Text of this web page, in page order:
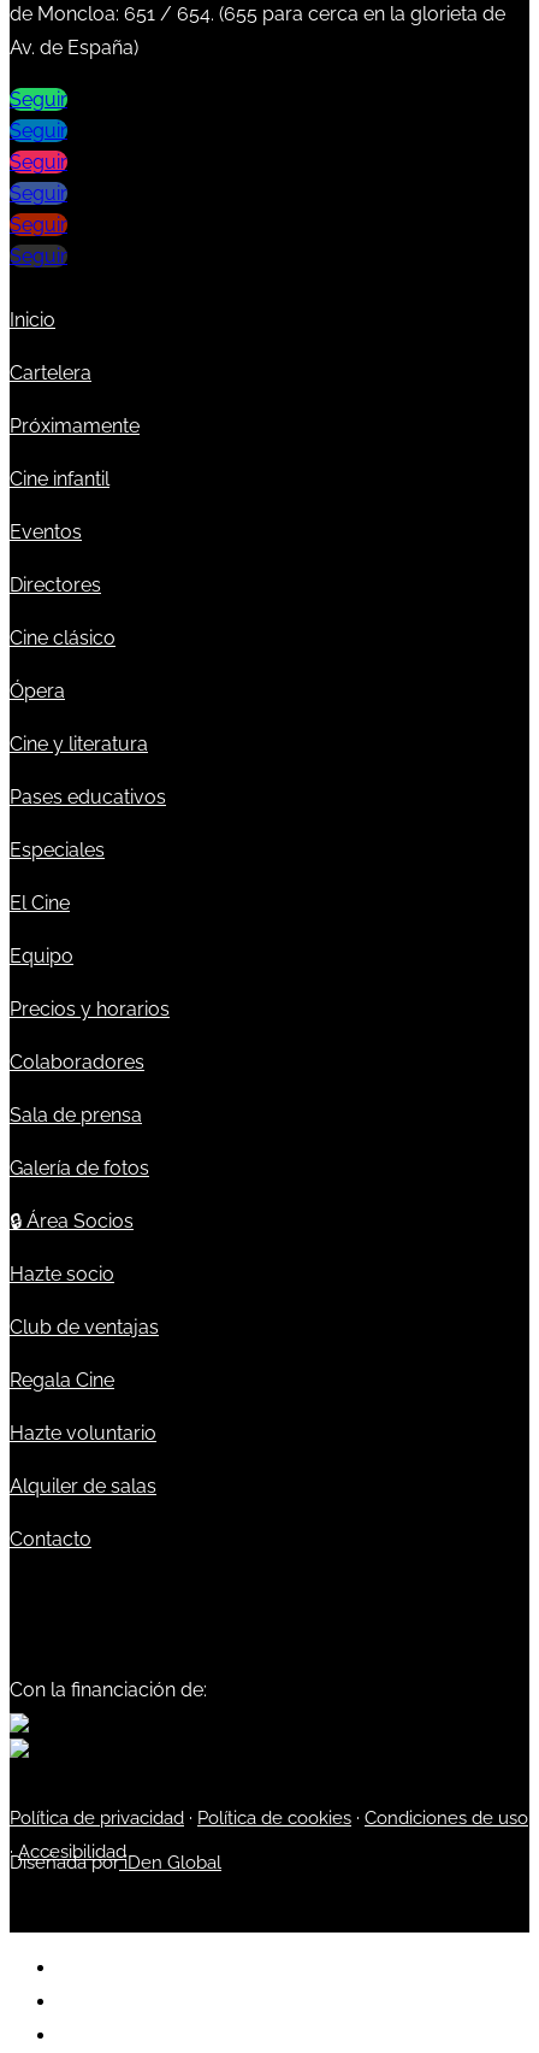
de Moncloa: 651 / 654. (655 para cerca en la glorieta de
Av. de España)
Seguir
Seguir
Seguir
Seguir
Seguir
Seguir
Inicio
Cartelera
Próximamente
Cine infantil
Eventos
Directores
Cine clásico
Ópera
Cine y literatura
Pases educativos
Especiales
El Cine
Equipo
Precios y horarios
Colaboradores
Sala de prensa
Galería de fotos
🔒 Área Socios
Hazte socio
Club de ventajas
Regala Cine
Hazte voluntario
Alquiler de salas
Contacto
Con la financiación de:
Política de privacidad · Política de cookies · Condiciones de uso
·Accesibilidad
Diseñada poriDen Global